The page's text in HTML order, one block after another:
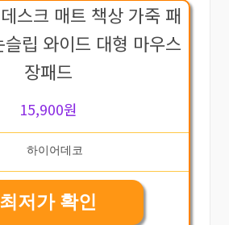
스크 매트 책상 가죽 패
립 와이드 대형 마우스
장패드
15,900원
최저가 확인